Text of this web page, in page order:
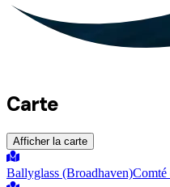
Carte
Afficher la carte
Ballyglass (Broadhaven)Comté